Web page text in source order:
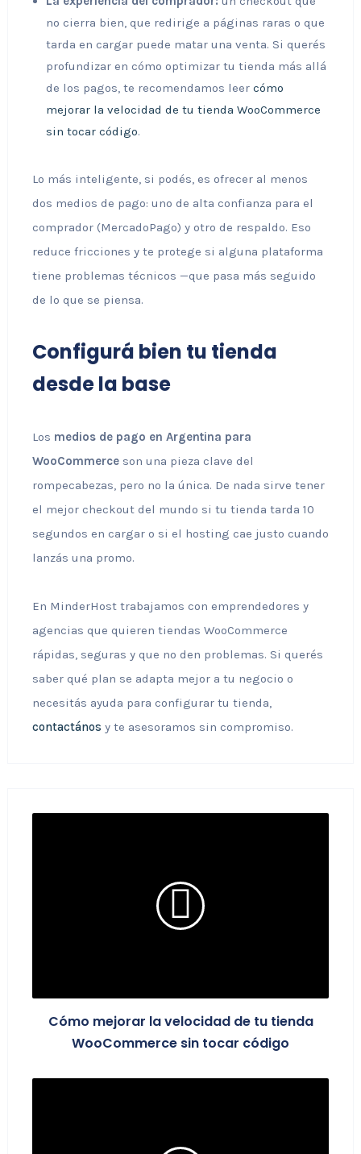
no cierra bien, que redirige a páginas raras o que
tarda en cargar puede matar una venta. Si querés
profundizar en cómo optimizar tu tienda más allá
de los pagos, te recomendamos leer cómo
mejorar la velocidad de tu tienda WooCommerce
sin tocar código.
Lo más inteligente, si podés, es ofrecer al menos
dos medios de pago: uno de alta confianza para el
comprador (MercadoPago) y otro de respaldo. Eso
reduce fricciones y te protege si alguna plataforma
tiene problemas técnicos —que pasa más seguido
de lo que se piensa.
Configurá bien tu tienda
desde la base
Los medios de pago en Argentina para
WooCommerceson una pieza clave del
rompecabezas, pero no la única. De nada sirve tener
el mejor checkout del mundo si tu tienda tarda 10
segundos en cargar o si el hosting cae justo cuando
lanzás una promo.
En MinderHost trabajamos con emprendedores y
agencias que quieren tiendas WooCommerce
rápidas, seguras y que no den problemas. Si querés
saber qué plan se adapta mejor a tu negocio o
necesitás ayuda para configurar tu tienda,
contactános y te asesoramos sin compromiso.
Cómo mejorar la velocidad de tu tienda
WooCommerce sin tocar código